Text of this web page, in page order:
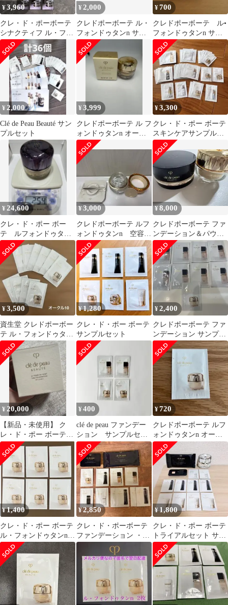
¥3,960
クレ・ド・ポーボーテ
シナクティフ ル・フォ
ンドゥタン11点 5,320円
相当
¥ 2,000
クレドポーボーテ ル・
フォンドゥタンn サン
プル オークル10
¥700
クレドポーボーテ ル•
フォンドゥタンn サン
プル
¥ 2,000
Clé de Peau Beauté サン
プルセット
¥3,999
クレドポーボーテ ル フ
ォンドゥタンn オーク
ル00
¥3,300
クレ・ド・ポー ボーテ
スキンケアサンプルセ
ット
¥ 24,600
クレ・ド・ポー ボー
テ ルフォンドゥタンn
オークル10
¥3,000
クレドポーボーテ ルフ
ォンドゥタンn 空容器
②
¥8,000
クレドポーボーテ ファ
ンデーション＆パウダ
ーセット
¥3,500
資生堂 クレドポーボー
テ ル・フォンドゥタン
n オークル10 10回分
¥1,280
クレ・ド・ポー ボーテ
サンプルセット
¥2,400
クレドポーボーテ ファ
ンデーション サンプル
セット
¥20,000
【新品・未使用】 ク
レ・ド・ポー ボーテ
ル・フォンドゥタンn
¥400
clé de peau ファンデー
ション サンプルセッ
ト
¥720
クレドポーボーテ ルフ
ォンドゥタンn オーク
ル10 サンプル
¥1,400
クレ・ド・ポー ボーテ
ル・フォンドゥタンn
オークル10 試供品6包
¥2,850
クレ・ド・ポーボーテ
ファンデーション ・化
粧下地サンプルセット6
回分
¥1,800
クレ・ド・ポー ボーテ
トライアルセット サン
プル